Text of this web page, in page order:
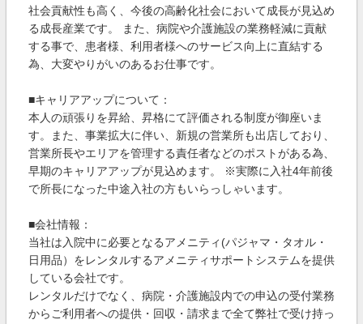
社会貢献性も高く、今後の高齢化社会において成長が見込め
る成長産業です。 また、病院や介護施設の業務軽減に貢献
する事で、患者様、利用者様へのサービス向上に直結する
為、大変やりがいのあるお仕事です。
■キャリアアップについて：
本人の頑張りを昇給、昇格にて評価される制度が御座いま
す。また、事業拡大に伴い、新規の営業所も出店しており、
営業所長やエリアを管理する責任者などのポストがある為、
早期のキャリアアップが見込めます。 ※実際に入社4年前後
で所長になった中途入社の方もいらっしゃいます。
■会社情報：
当社は入院中に必要となるアメニティ(パジャマ・タオル・
日用品）をレンタルするアメニティサポートシステムを提供
している会社です。
レンタルだけでなく、病院・介護施設内での申込の受付業務
からご利用者への提供・回収・請求まで全て弊社で受け持っ